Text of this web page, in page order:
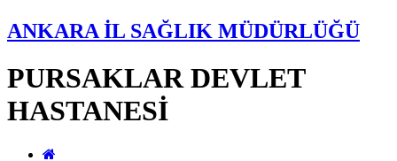
ANKARA İL SAĞLIK MÜDÜRLÜĞÜ
PURSAKLAR DEVLET
HASTANESİ